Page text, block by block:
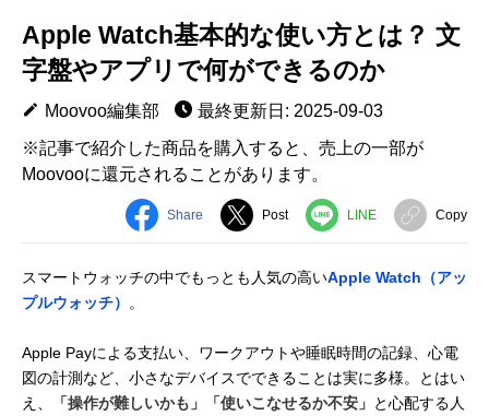
Apple Watch基本的な使い方とは？ 文
字盤やアプリで何ができるのか
Moovoo編集部
最終更新日: 2025-09-03
※記事で紹介した商品を購入すると、売上の一部が
Moovooに還元されることがあります。
Share Post LINE Copy
スマートウォッチの中でもっとも人気の高いApple Watch（アッ
プルウォッチ）
。
Apple Payによる支払い、ワークアウトや睡眠時間の記録、心電
図の計測など、小さなデバイスでできることは実に多様。とはい
え、
「操作が難しいかも」「使いこなせるか不安」 と心配する人